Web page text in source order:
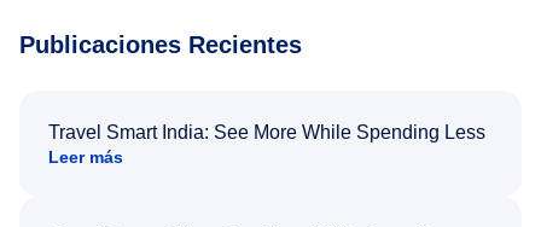
Publicaciones Recientes
Travel Smart India: See More While Spending Less
Leer más